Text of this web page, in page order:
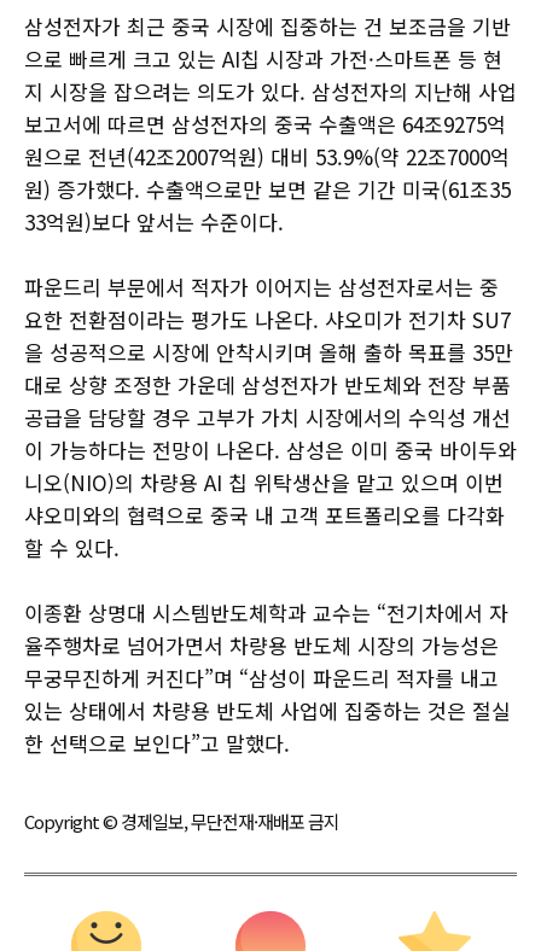
삼성전자가 최근 중국 시장에 집중하는 건 보조금을 기반
으로 빠르게 크고 있는 AI칩 시장과 가전·스마트폰 등 현
지 시장을 잡으려는 의도가 있다. 삼성전자의 지난해 사업
보고서에 따르면 삼성전자의 중국 수출액은 64조9275억
원으로 전년(42조2007억원) 대비 53.9%(약 22조7000억
원) 증가했다. 수출액으로만 보면 같은 기간 미국(61조35
33억원)보다 앞서는 수준이다.
파운드리 부문에서 적자가 이어지는 삼성전자로서는 중
요한 전환점이라는 평가도 나온다. 샤오미가 전기차 SU7
을 성공적으로 시장에 안착시키며 올해 출하 목표를 35만
대로 상향 조정한 가운데 삼성전자가 반도체와 전장 부품
공급을 담당할 경우 고부가 가치 시장에서의 수익성 개선
이 가능하다는 전망이 나온다. 삼성은 이미 중국 바이두와
니오(NIO)의 차량용 AI 칩 위탁생산을 맡고 있으며 이번
샤오미와의 협력으로 중국 내 고객 포트폴리오를 다각화
할 수 있다.
이종환 상명대 시스템반도체학과 교수는 “전기차에서 자
율주행차로 넘어가면서 차량용 반도체 시장의 가능성은
무궁무진하게 커진다”며 “삼성이 파운드리 적자를 내고
있는 상태에서 차량용 반도체 사업에 집중하는 것은 절실
한 선택으로 보인다”고 말했다.
Copyright © 경제일보, 무단전재·재배포 금지